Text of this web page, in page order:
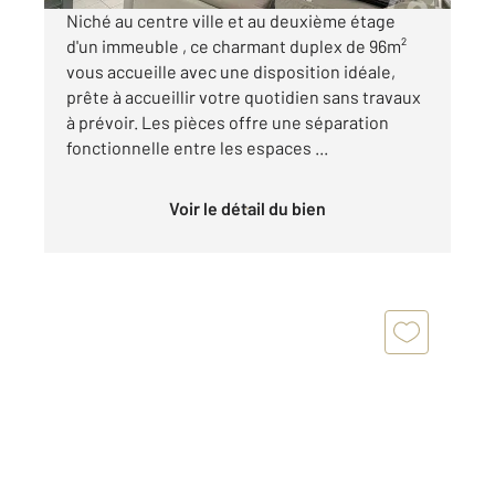
Niché au centre ville et au deuxième étage
d'un immeuble , ce charmant duplex de 96m²
vous accueille avec une disposition idéale,
prête à accueillir votre quotidien sans travaux
à prévoir. Les pièces offre une séparation
fonctionnelle entre les espaces ...
Voir le détail du bien